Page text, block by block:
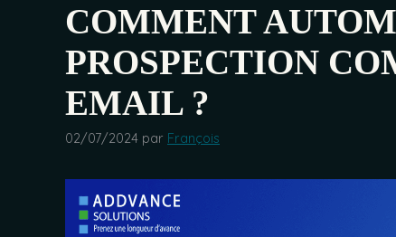
COMMENT
PROSPECTION
EMAIL ?
02/07/2024 par François